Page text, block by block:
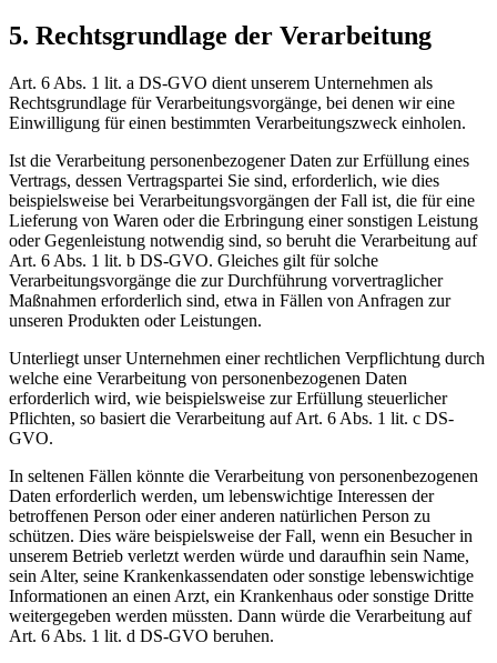
5. Rechtsgrundlage der Verarbeitung
Art. 6 Abs. 1 lit. a DS-GVO dient unserem Unternehmen als
Rechtsgrundlage für Verarbeitungsvorgänge, bei denen wir eine
Einwilligung für einen bestimmten Verarbeitungszweck einholen.
Ist die Verarbeitung personenbezogener Daten zur Erfüllung eines
Vertrags, dessen Vertragspartei Sie sind, erforderlich, wie dies
beispielsweise bei Verarbeitungsvorgängen der Fall ist, die für eine
Lieferung von Waren oder die Erbringung einer sonstigen Leistung
oder Gegenleistung notwendig sind, so beruht die Verarbeitung auf
Art. 6 Abs. 1 lit. b DS-GVO. Gleiches gilt für solche
Verarbeitungsvorgänge die zur Durchführung vorvertraglicher
Maßnahmen erforderlich sind, etwa in Fällen von Anfragen zur
unseren Produkten oder Leistungen.
Unterliegt unser Unternehmen einer rechtlichen Verpflichtung durch
welche eine Verarbeitung von personenbezogenen Daten
erforderlich wird, wie beispielsweise zur Erfüllung steuerlicher
Pflichten, so basiert die Verarbeitung auf Art. 6 Abs. 1 lit. c DS-
GVO.
In seltenen Fällen könnte die Verarbeitung von personenbezogenen
Daten erforderlich werden, um lebenswichtige Interessen der
betroffenen Person oder einer anderen natürlichen Person zu
schützen. Dies wäre beispielsweise der Fall, wenn ein Besucher in
unserem Betrieb verletzt werden würde und daraufhin sein Name,
sein Alter, seine Krankenkassendaten oder sonstige lebenswichtige
Informationen an einen Arzt, ein Krankenhaus oder sonstige Dritte
weitergegeben werden müssten. Dann würde die Verarbeitung auf
Art. 6 Abs. 1 lit. d DS-GVO beruhen.